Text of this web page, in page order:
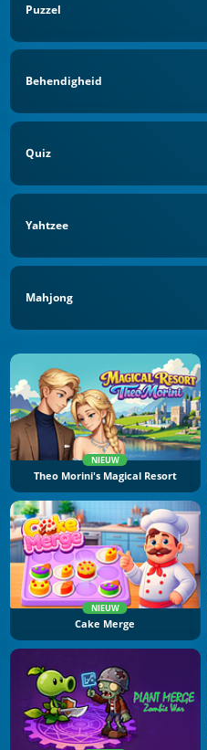
Puzzel
Behendigheid
Quiz
Yahtzee
Mahjong
NIEUW
Theo Morini's Magical Resort
NIEUW
Cake Merge